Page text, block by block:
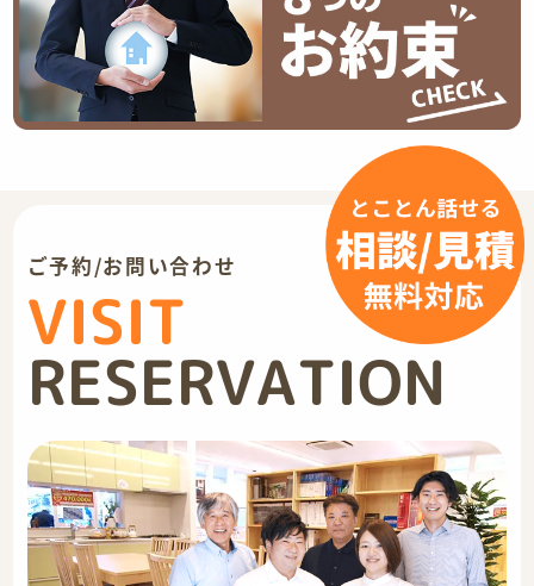
ご予約/お問い合わせ
VISIT
RESERVATION